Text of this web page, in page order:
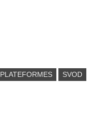
PLATEFORMES SVOD